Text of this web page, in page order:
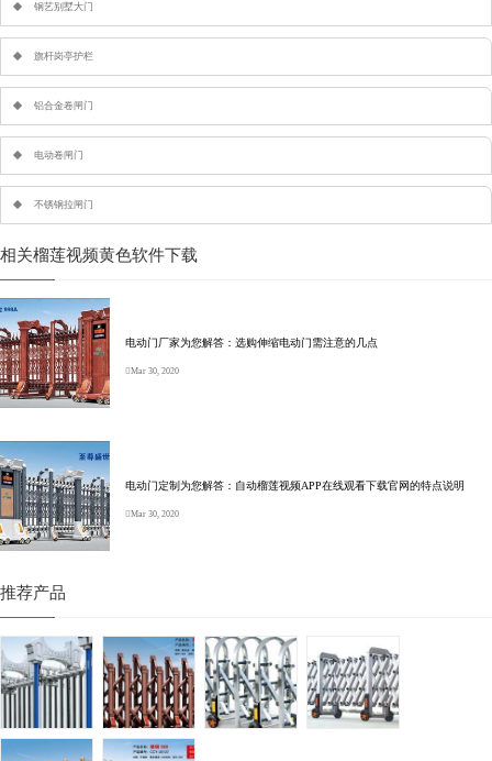
钢艺别墅大门
旗杆岗亭护栏
铝合金卷闸门
电动卷闸门
不锈钢拉闸门
相关榴莲视频黄色软件下载
电动门厂家为您解答：选购伸缩电动门需注意的几点
Mar 30, 2020
电动门定制为您解答：自动榴莲视频APP在线观看下载官网的特点说明
Mar 30, 2020
推荐产品